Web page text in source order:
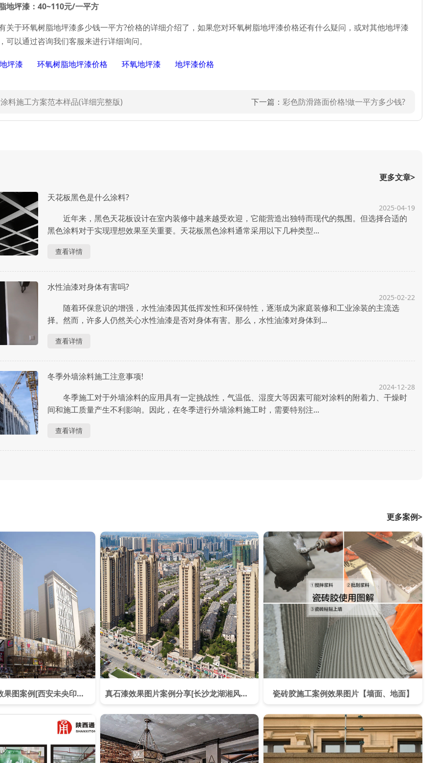
坪漆：40~110元/一平方
环氧树脂地坪漆多少钱一平方?价格的详细介绍了，如果您对环氧树脂地坪漆价格还有什么疑问，或对其他地坪漆
可以通过咨询我们客服来进行详细询问。
坪漆 环氧树脂地坪漆价格 环氧地坪漆 地坪漆价格
料施工方案范本样品(详细完整版) 下一篇：彩色防滑路面价格!做一平方多少钱?
更多文章>
天花板黑色是什么涂料?
2025-04-19
近年来，黑色天花板设计在室内装修中越来越受欢迎，它能营造出独特而现代的氛围。但选择合适的
黑色涂料对于实现理想效果至关重要。天花板黑色涂料通常采用以下几种类型...
查看详情
水性油漆对身体有害吗?
2025-02-22
随着环保意识的增强，水性油漆因其低挥发性和环保特性，逐渐成为家庭装修和工业涂装的主流选
择。然而，许多人仍然关心水性油漆是否对身体有害。那么，水性油漆对身体到...
查看详情
冬季外墙涂料施工注意事项!
2024-12-28
冬季施工对于外墙涂料的应用具有一定挑战性，气温低、湿度大等因素可能对涂料的附着力、干燥时
间和施工质量产生不利影响。因此，在冬季进行外墙涂料施工时，需要特别注...
查看详情
更多案例>
外墙真石漆图片效果图案例[西安未央印象城] 真石漆效果图片案例分享[长沙龙湖湘风原著] 瓷砖胶施工案例效果图片【墙面、地面】